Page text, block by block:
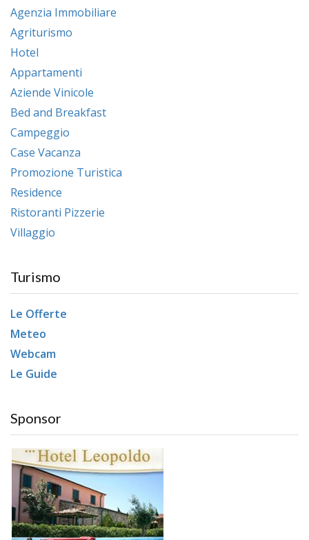
Agenzia Immobiliare
Agriturismo
Hotel
Appartamenti
Aziende Vinicole
Bed and Breakfast
Campeggio
Case Vacanza
Promozione Turistica
Residence
Ristoranti Pizzerie
Villaggio
Turismo
Le Offerte
Meteo
Webcam
Le Guide
Sponsor